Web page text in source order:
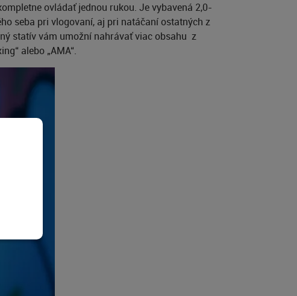
ovládať jednou rukou. Je vybavená 2,0-
seba pri vlogovaní, aj pri natáčaní ostatných z
statív vám umožní nahrávať viac obsahu z
alebo „AMA“.